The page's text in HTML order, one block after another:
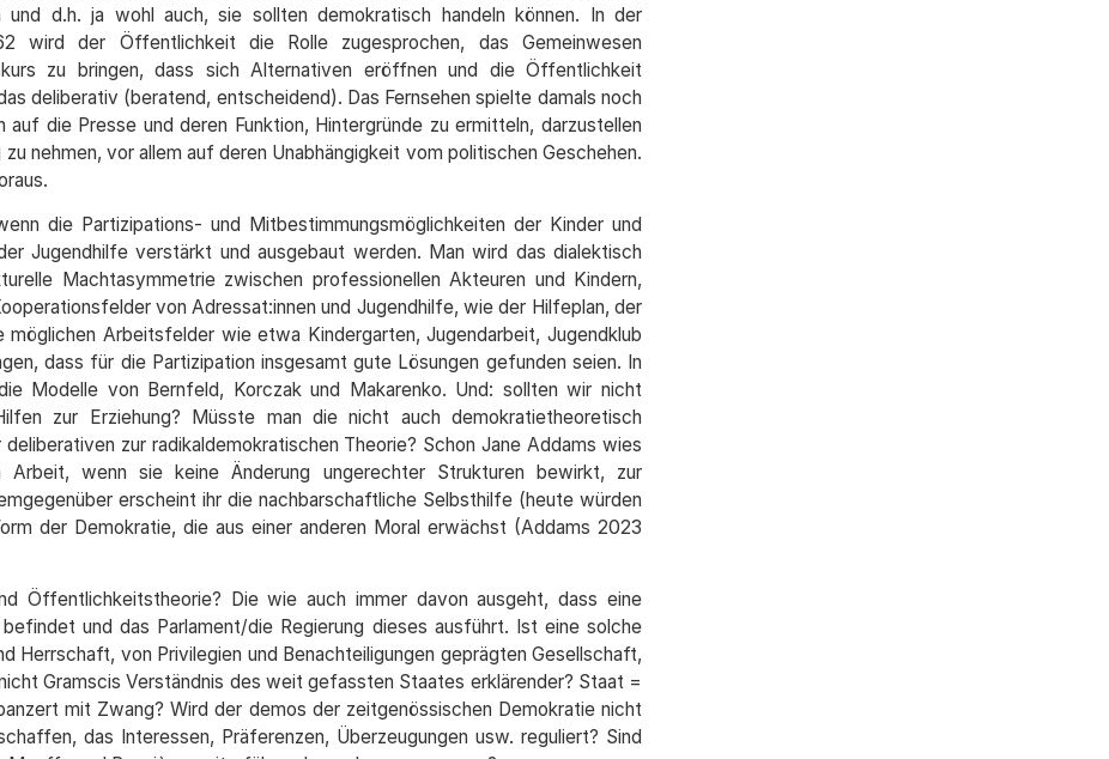
d.h. ja wohl auch, sie sollten demokratisch handeln können. In der
wird der Öffentlichkeit die Rolle zugesprochen, das Gemeinwesen
zu bringen, dass sich Alternativen eröffnen und die Öffentlichkeit
deliberativ (beratend, entscheidend). Das Fernsehen spielte damals noch
die Presse und deren Funktion, Hintergründe zu ermitteln, darzustellen
nehmen, vor allem auf deren Unabhängigkeit vom politischen Geschehen.
die Partizipations- und Mitbestimmungsmöglichkeiten der Kinder und
Jugendhilfe verstärkt und ausgebaut werden. Man wird das dialektisch
Machtasymmetrie zwischen professionellen Akteuren und Kindern,
von Adressat:innen und Jugendhilfe, wie der Hilfeplan, der
möglichen Arbeitsfelder wie etwa Kindergarten, Jugendarbeit, Jugendklub
dass für die Partizipation insgesamt gute Lösungen gefunden seien. In
Modelle von Bernfeld, Korczak und Makarenko. Und: sollten wir nicht
zur Erziehung? Müsste man die nicht auch demokratietheoretisch
zur radikaldemokratischen Theorie? Schon Jane Addams wies
wenn sie keine Änderung ungerechter Strukturen bewirkt, zur
erscheint ihr die nachbarschaftliche Selbsthilfe (heute würden
der Demokratie, die aus einer anderen Moral erwächst (Addams 2023
Öffentlichkeitstheorie? Die wie auch immer davon ausgeht, dass eine
und das Parlament/die Regierung dieses ausführt. Ist eine solche
Herrschaft, von Privilegien und Benachteiligungen geprägten Gesellschaft,
Gramscis Verständnis des weit gefassten Staates erklärender? Staat =
mit Zwang? Wird der demos der zeitgenössischen Demokratie nicht
das Interessen, Präferenzen, Überzeugungen usw. reguliert? Sind